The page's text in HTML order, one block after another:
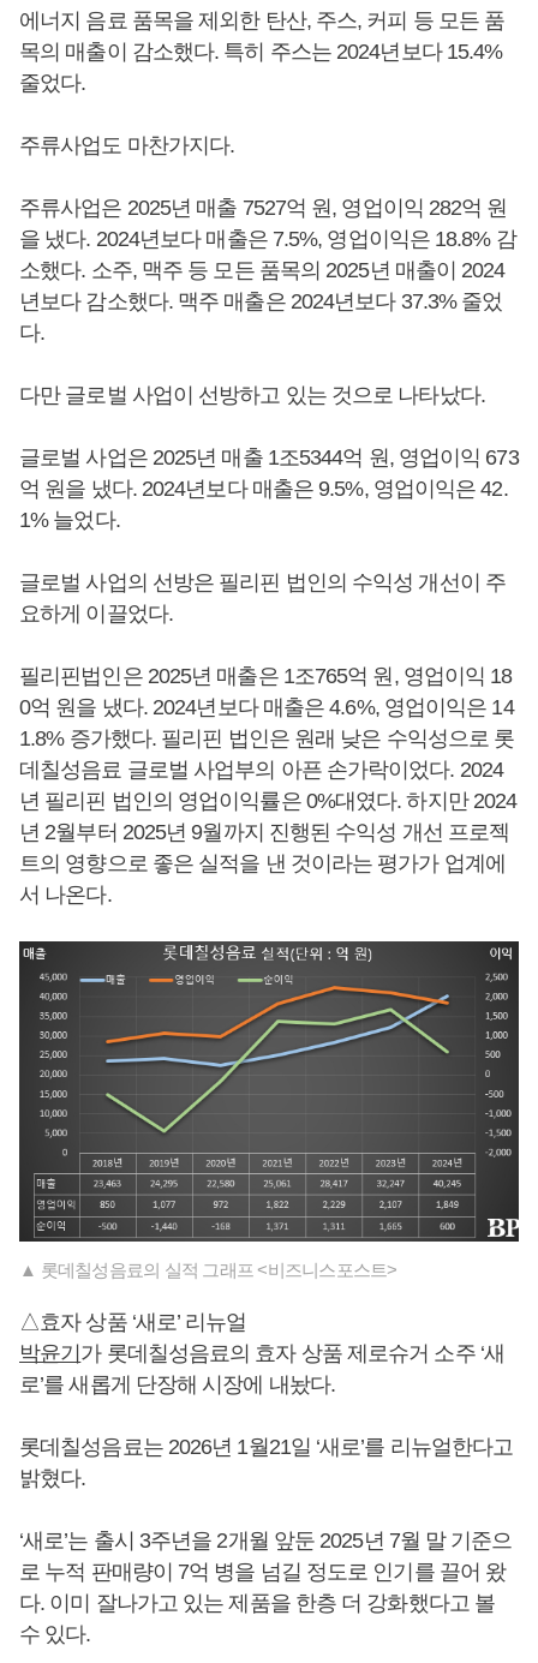
에너지 음료 품목을 제외한 탄산, 주스, 커피 등 모든 품
목의 매출이 감소했다. 특히 주스는 2024년보다 15.4%
줄었다.
주류사업도 마찬가지다.
주류사업은 2025년 매출 7527억 원, 영업이익 282억 원
을 냈다. 2024년보다 매출은 7.5%, 영업이익은 18.8% 감
소했다. 소주, 맥주 등 모든 품목의 2025년 매출이 2024
년보다 감소했다. 맥주 매출은 2024년보다 37.3% 줄었
다.
다만 글로벌 사업이 선방하고 있는 것으로 나타났다.
글로벌 사업은 2025년 매출 1조5344억 원, 영업이익 673
억 원을 냈다. 2024년보다 매출은 9.5%, 영업이익은 42.
1% 늘었다.
글로벌 사업의 선방은 필리핀 법인의 수익성 개선이 주
요하게 이끌었다.
필리핀법인은 2025년 매출은 1조765억 원, 영업이익 18
0억 원을 냈다. 2024년보다 매출은 4.6%, 영업이익은 14
1.8% 증가했다. 필리핀 법인은 원래 낮은 수익성으로 롯
데칠성음료 글로벌 사업부의 아픈 손가락이었다. 2024
년 필리핀 법인의 영업이익률은 0%대였다. 하지만 2024
년 2월부터 2025년 9월까지 진행된 수익성 개선 프로젝
트의 영향으로 좋은 실적을 낸 것이라는 평가가 업계에
서 나온다.
▲ 롯데칠성음료의 실적 그래프 <비즈니스포스트>
△효자 상품 ‘새로’ 리뉴얼
박윤기가 롯데칠성음료의 효자 상품 제로슈거 소주 ‘새
로’를 새롭게 단장해 시장에 내놨다.
롯데칠성음료는 2026년 1월21일 ‘새로’를 리뉴얼한다고
밝혔다.
‘새로’는 출시 3주년을 2개월 앞둔 2025년 7월 말 기준으
로 누적 판매량이 7억 병을 넘길 정도로 인기를 끌어 왔
다. 이미 잘나가고 있는 제품을 한층 더 강화했다고 볼
수 있다.